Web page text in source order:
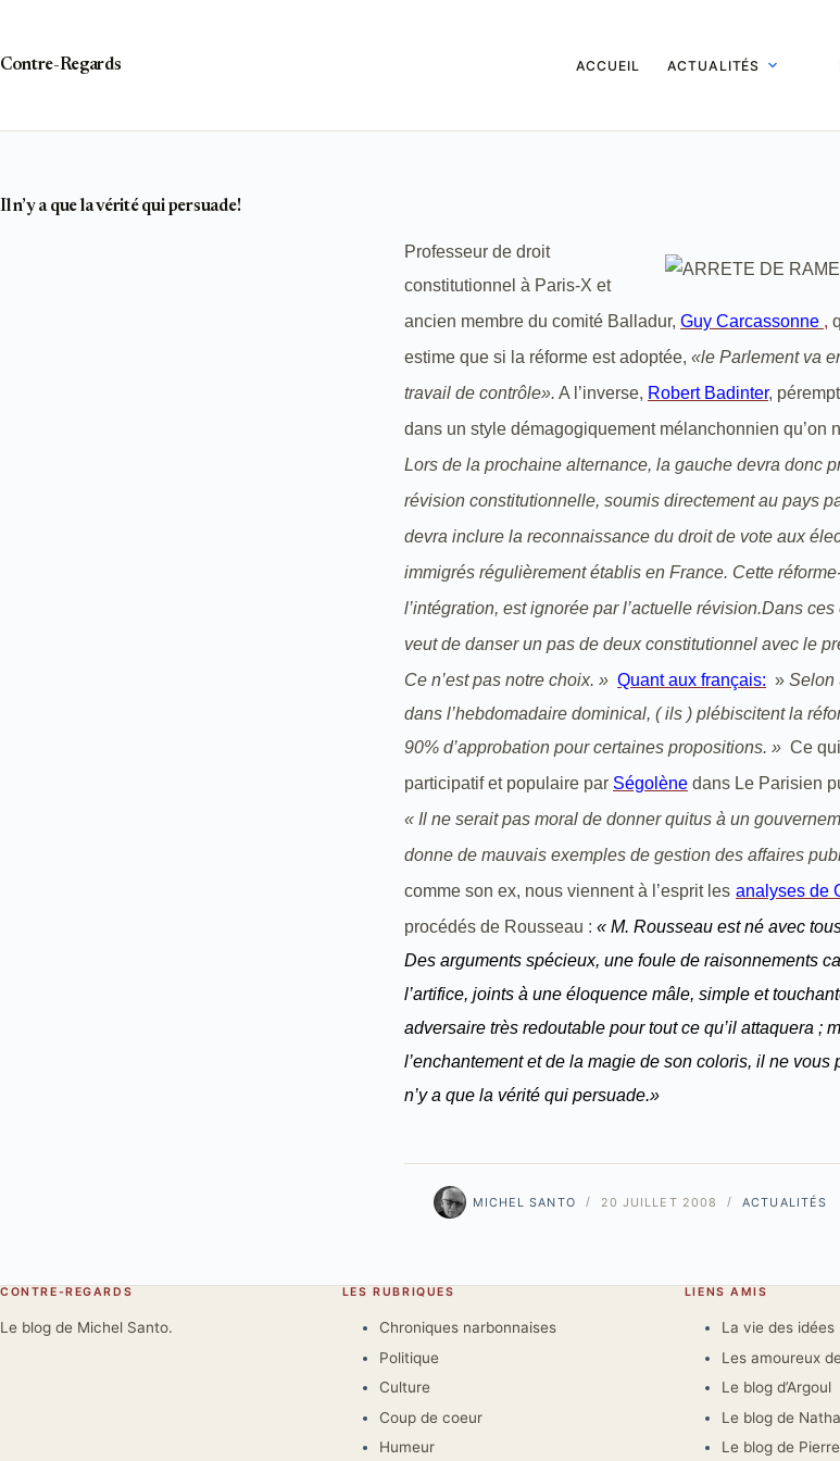
Contre-Regards
ACCUEIL ACTUALITÉS
Il n’y a que la vérité qui persuade!
Professeur de droit
constitutionnel à Paris-X et
ancien membre du comité Balladur, Guy Carcassonne ,
estime que si la réforme est adoptée, «le Parlement va
travail de contrôle». A l’inverse, Robert Badinter,
dans un style démagogiquement mélanchonnien qu’on
Lors de la prochaine alternance, la gauche devra donc
révision constitutionnelle, soumis directement au pays
devra inclure la reconnaissance du droit de vote aux
immigrés régulièrement établis en France. Cette
l’intégration, est ignorée par l’actuelle révision.Dans
veut de danser un pas de deux constitutionnel avec le
Ce n’est pas notre choix. » Quant aux français: » Selon
dans l’hebdomadaire dominical, ( ils ) plébiscitent la
90% d’approbation pour certaines propositions. » Ce
participatif et populaire par Ségolène dans Le Parisien
« Il ne serait pas moral de donner quitus à un
donne de mauvais exemples de gestion des affaires
comme son ex, nous viennent à l’esprit les analyses de
procédés de Rousseau : « M. Rousseau est né avec
Des arguments spécieux, une foule de raisonnements
l’artifice, joints à une éloquence mâle, simple et
adversaire très redoutable pour tout ce qu’il attaquera ;
l’enchantement et de la magie de son coloris, il ne vous
n’y a que la vérité qui persuade.»
MICHEL SANTO 20 JUILLET 2008 ACTUALITÉS
CONTRE-REGARDS
Le blog de Michel Santo.
LES RUBRIQUES
Chroniques narbonnaises
Politique
Culture
Coup de coeur
Humeur
LIENS AMIS
La vie des idées
Les amoureux
Le blog d’Argoul
Le blog de
Le blog de